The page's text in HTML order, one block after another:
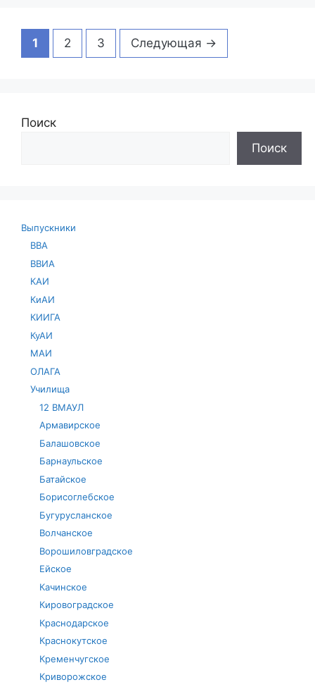
Страница
1 Страница
2 Страница
3 Следующая →
Поиск
Поиск
Выпускники
ВВА
ВВИА
КАИ
КиАИ
КИИГА
КуАИ
МАИ
ОЛАГА
Училища
12 ВМАУЛ
Армавирское
Балашовское
Барнаульское
Батайское
Борисоглебское
Бугурусланское
Волчанское
Ворошиловградское
Ейское
Качинское
Кировоградское
Краснодарское
Краснокутское
Кременчугское
Криворожское